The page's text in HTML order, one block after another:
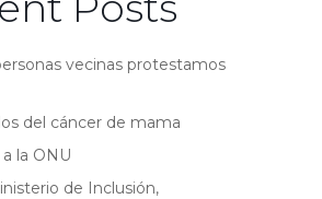
vecinas protestamos
del cáncer de mama
la ONU
de Inclusión,